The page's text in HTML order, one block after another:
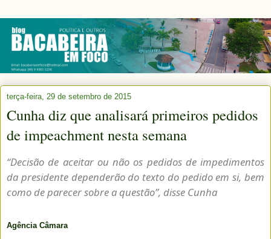
terça-feira, 29 de setembro de 2015
Cunha diz que analisará primeiros pedidos
de impeachment nesta semana
“Decisão de aceitar ou não os pedidos de impedimentos
da presidente dependerão do texto do pedido em si, bem
como de parecer sobre a questão”, disse Cunha
Agência Câmara